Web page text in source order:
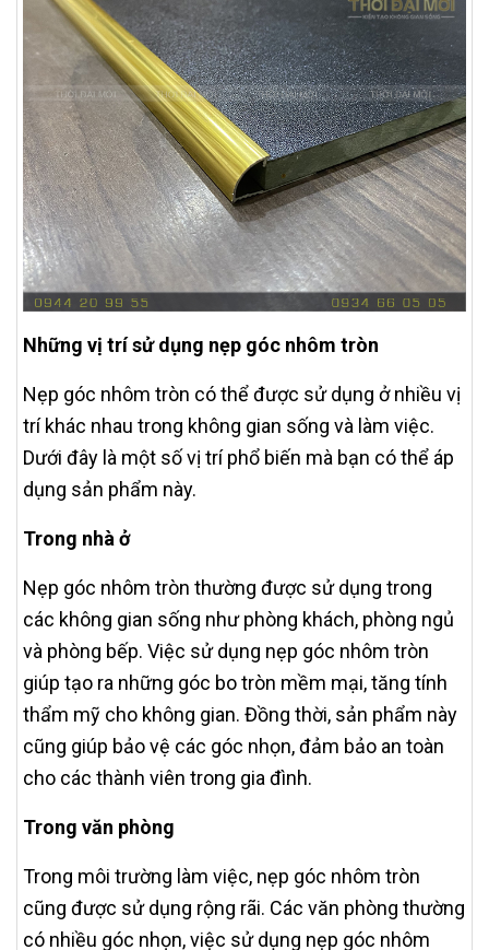
Những vị trí sử dụng nẹp góc nhôm tròn
Nẹp góc nhôm tròn có thể được sử dụng ở nhiều vị
trí khác nhau trong không gian sống và làm việc.
Dưới đây là một số vị trí phổ biến mà bạn có thể áp
dụng sản phẩm này.
Trong nhà ở
Nẹp góc nhôm tròn thường được sử dụng trong
các không gian sống như phòng khách, phòng ngủ
và phòng bếp. Việc sử dụng nẹp góc nhôm tròn
giúp tạo ra những góc bo tròn mềm mại, tăng tính
thẩm mỹ cho không gian. Đồng thời, sản phẩm này
cũng giúp bảo vệ các góc nhọn, đảm bảo an toàn
cho các thành viên trong gia đình.
Trong văn phòng
Trong môi trường làm việc, nẹp góc nhôm tròn
cũng được sử dụng rộng rãi. Các văn phòng thường
có nhiều góc nhọn, việc sử dụng nẹp góc nhôm